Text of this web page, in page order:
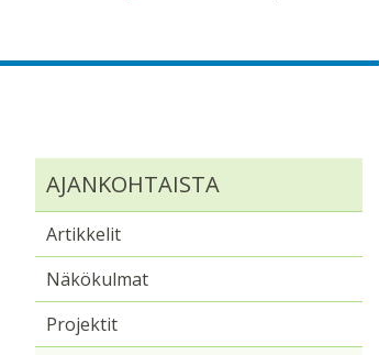
AJANKOHTAISTA
Artikkelit
Näkökulmat
Projektit